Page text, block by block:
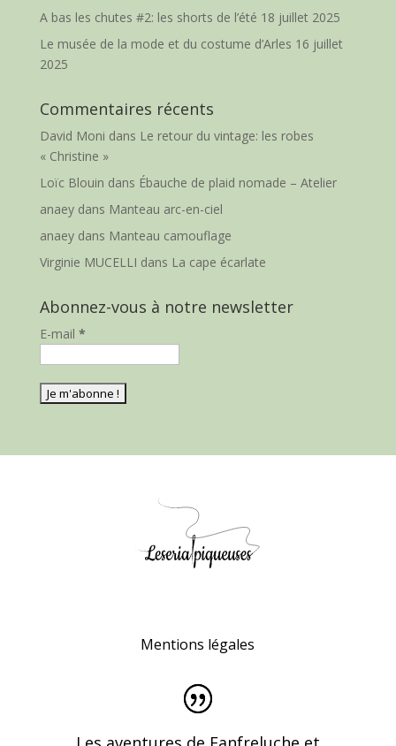
A bas les chutes #2: les shorts de l’été 18 juillet 2025
Le musée de la mode et du costume d’Arles 16 juillet
2025
Commentaires récents
David Moni dans Le retour du vintage: les robes
« Christine »
Loïc Blouin dans Ébauche de plaid nomade – Atelier
anaeydans Manteau arc-en-ciel
anaeydans Manteau camouflage
Virginie MUCELLI dans La cape écarlate
Abonnez-vous à notre newsletter
E-mail *
Mentions légales